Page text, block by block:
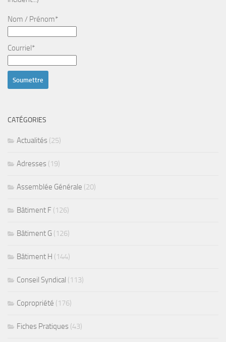
Nom / Prénom*
Courriel*
CATÉGORIES
Actualités (25)
Adresses (19)
Assemblée Générale (20)
Bâtiment F (126)
Bâtiment G (126)
Bâtiment H (144)
Conseil Syndical (113)
Copropriété (176)
Fiches Pratiques (43)